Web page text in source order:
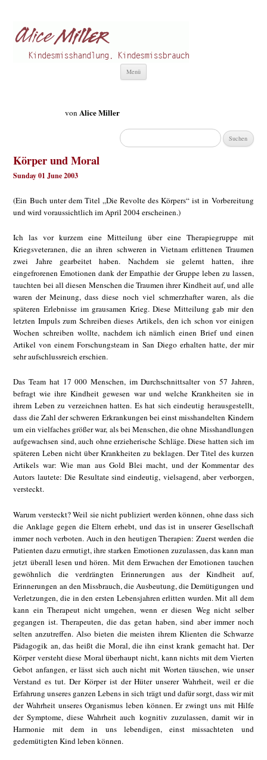
Menü
Suchen
nach:
von Alice Miller
Körper und Moral
Sunday 01 June 2003
(Ein Buch unter dem Titel „Die Revolte des Körpers“ ist in Vorbereitung
und wird voraussichtlich im April 2004 erscheinen.)
Ich las vor kurzem eine Mitteilung über eine Therapiegruppe mit
Kriegsveteranen, die an ihren schweren in Vietnam erlittenen Traumen
zwei Jahre gearbeitet haben. Nachdem sie gelernt hatten, ihre
eingefrorenen Emotionen dank der Empathie der Gruppe leben zu lassen,
tauchten bei all diesen Menschen die Traumen ihrer Kindheit auf, und alle
waren der Meinung, dass diese noch viel schmerzhafter waren, als die
späteren Erlebnisse im grausamen Krieg. Diese Mitteilung gab mir den
letzten Impuls zum Schreiben dieses Artikels, den ich schon vor einigen
Wochen schreiben wollte, nachdem ich nämlich einen Brief und einen
Artikel von einem Forschungsteam in San Diego erhalten hatte, der mir
sehr aufschlussreich erschien.
Das Team hat 17 000 Menschen, im Durchschnittsalter von 57 Jahren,
befragt wie ihre Kindheit gewesen war und welche Krankheiten sie in
ihrem Leben zu verzeichnen hatten. Es hat sich eindeutig herausgestellt,
dass die Zahl der schweren Erkrankungen bei einst misshandelten Kindern
um ein vielfaches größer war, als bei Menschen, die ohne Misshandlungen
aufgewachsen sind, auch ohne erzieherische Schläge. Diese hatten sich im
späteren Leben nicht über Krankheiten zu beklagen. Der Titel des kurzen
Artikels war: Wie man aus Gold Blei macht, und der Kommentar des
Autors lautete: Die Resultate sind eindeutig, vielsagend, aber verborgen,
versteckt.
Warum versteckt? Weil sie nicht publiziert werden können, ohne dass sich
die Anklage gegen die Eltern erhebt, und das ist in unserer Gesellschaft
immer noch verboten. Auch in den heutigen Therapien: Zuerst werden die
Patienten dazu ermutigt, ihre starken Emotionen zuzulassen, das kann man
jetzt überall lesen und hören. Mit dem Erwachen der Emotionen tauchen
gewöhnlich die verdrängten Erinnerungen aus der Kindheit auf,
Erinnerungen an den Missbrauch, die Ausbeutung, die Demütigungen und
Verletzungen, die in den ersten Lebensjahren erlitten wurden. Mit all dem
kann ein Therapeut nicht umgehen, wenn er diesen Weg nicht selber
gegangen ist. Therapeuten, die das getan haben, sind aber immer noch
selten anzutreffen. Also bieten die meisten ihrem Klienten die Schwarze
Pädagogik an, das heißt die Moral, die ihn einst krank gemacht hat. Der
Körper versteht diese Moral überhaupt nicht, kann nichts mit dem Vierten
Gebot anfangen, er lässt sich auch nicht mit Worten täuschen, wie unser
Verstand es tut. Der Körper ist der Hüter unserer Wahrheit, weil er die
Erfahrung unseres ganzen Lebens in sich trägt und dafür sorgt, dass wir mit
der Wahrheit unseres Organismus leben können. Er zwingt uns mit Hilfe
der Symptome, diese Wahrheit auch kognitiv zuzulassen, damit wir in
Harmonie mit dem in uns lebendigen, einst missachteten und
gedemütigten Kind leben können.